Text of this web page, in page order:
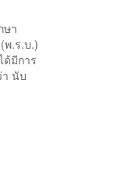
ษา
พ.ร.บ.)
ด้มีการ
า นับ